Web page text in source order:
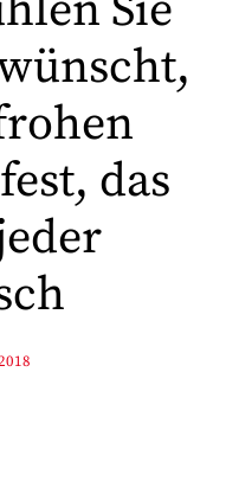
das